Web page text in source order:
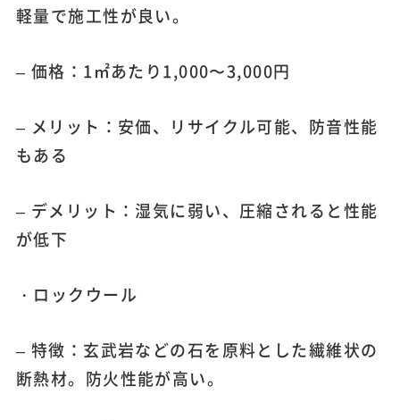
軽量で施工性が良い。
– 価格：1㎡あたり1,000〜3,000円
– メリット：安価、リサイクル可能、防音性能
もある
– デメリット：湿気に弱い、圧縮されると性能
が低下
・ロックウール
– 特徴：玄武岩などの石を原料とした繊維状の
断熱材。防火性能が高い。